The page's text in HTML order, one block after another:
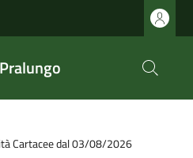
Cartacee dal 03/08/2026